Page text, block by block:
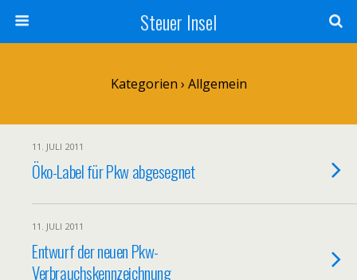
Steuer Insel
Kategorien › Allgemein
11. JULI 2011
Öko-Label für Pkw abgesegnet
11. JULI 2011
Entwurf der neuen Pkw-
Verbrauchskennzeichnung